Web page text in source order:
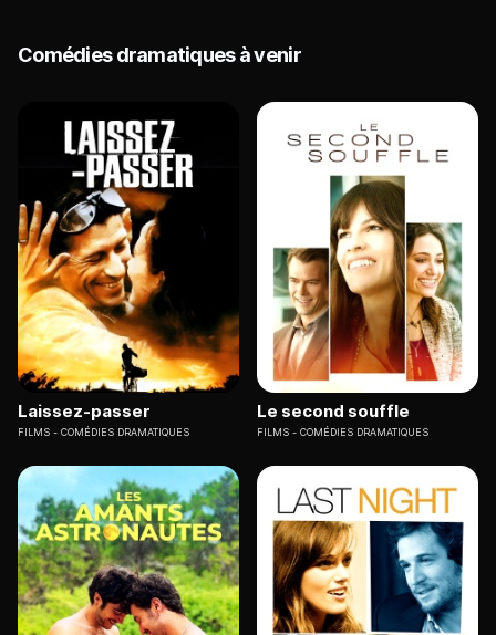
Comédies dramatiques à venir
Laissez-passer
FILMS COMÉDIES DRAMATIQUES
Le second souffle
FILMS COMÉDIES DRAMATIQUES